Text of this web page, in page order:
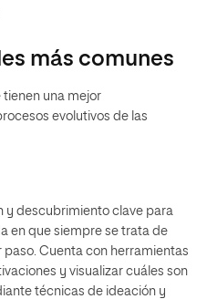
más comunes
tienen una mejor
evolutivos de las
y descubrimiento clave para
en que siempre se trata de
Cuenta con herramientas
y visualizar cuáles son
técnicas de ideación y